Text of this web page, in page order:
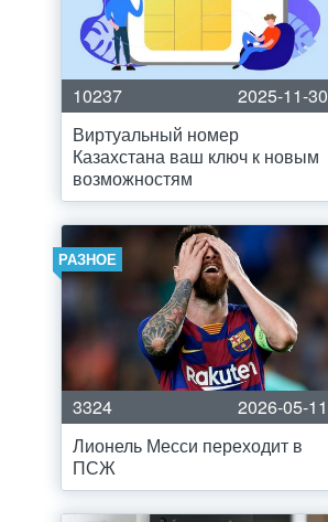
10237
2025-11-30
Виртуальный номер
Казахстана ваш ключ к новым
возможностям
РАЗНОЕ
3324
2026-05-11
Лионель Месси переходит в
ПСЖ